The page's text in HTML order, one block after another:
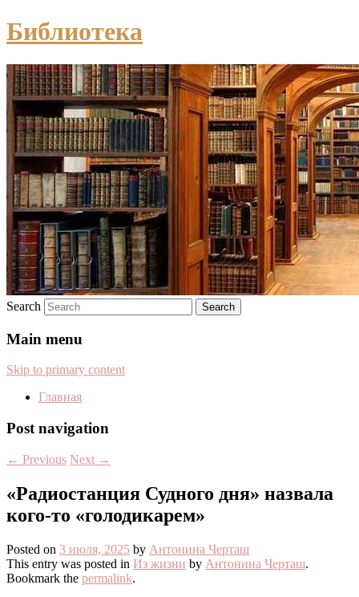
Библиотека
Search
Main menu
Skip to primary content
Главная
Post navigation
← Previous Next →
«Радиостанция Судного дня» назвала
кого-то «голодикарем»
Posted on 3 июля, 2025 by Антонина Черташ
This entry was posted in Из жизни by Антонина Черташ.
Bookmark the permalink.